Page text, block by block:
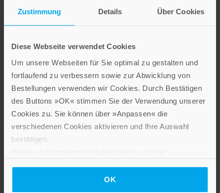
Zustimmung Details Über Cookies
Diese Webseite verwendet Cookies
Um unsere Webseiten für Sie optimal zu gestalten und
fortlaufend zu verbessern sowie zur Abwicklung von
Bestellungen verwenden wir Cookies. Durch Bestätigen
des Buttons »OK« stimmen Sie der Verwendung unserer
Cookies zu. Sie können über »Anpassen« die
verschiedenen Cookies aktivieren und Ihre Auswahl
bestätigen.
OK
Harm von Seggern,Petra Ehm-Schnocks
Recueil du Fay